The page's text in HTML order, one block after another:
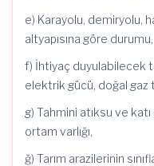
e) Karayolu, demiryolu,
altyapısına göre durumu,
f) İhtiyaç duyulabilecek
elektrik gücü, doğal gaz
g) Tahmini atıksu ve katı
ortam varlığı,
ğ) Tarım arazilerinin